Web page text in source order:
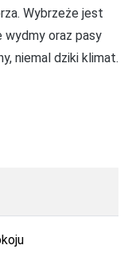
Wybrzeże jest
oraz pasy
niemal dziki klimat.